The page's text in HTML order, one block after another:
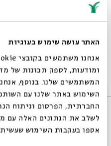
האתר עושה שימוש בעוגיות
ומודעות, לספק תכונות של
המשתמשים שלנו. בנוסף,
השימוש באתר שלנו עם
החברתית, הפרסום וניתוח
לשלב את הנתונים האלה עם
אספו בעקבות השימוש
ואמנים אורחים מהארץ והעולם
*ראו פירוט אמנים אורחים.
שיתוף
סגור